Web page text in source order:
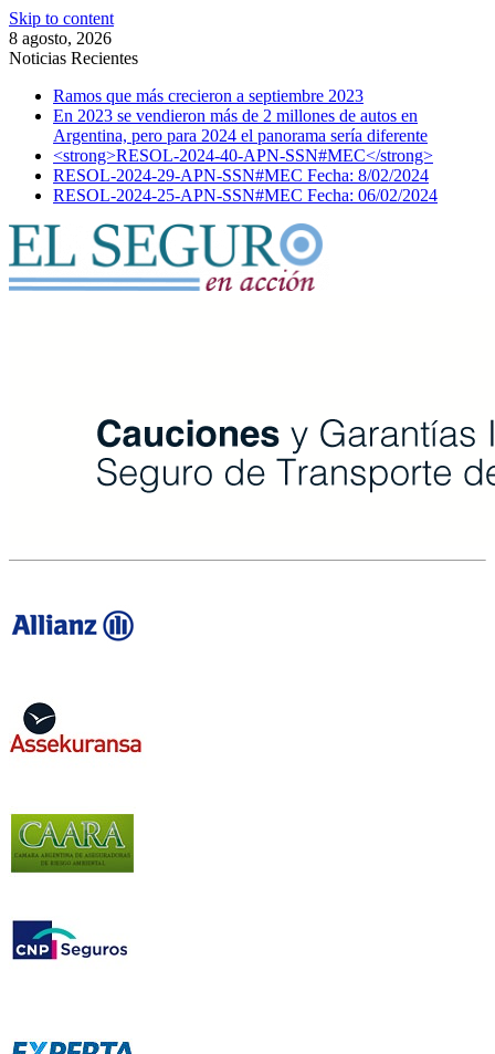
Skip to content
8 agosto, 2026
Noticias Recientes
Ramos que más crecieron a septiembre 2023
En 2023 se vendieron más de 2 millones de autos en
Argentina, pero para 2024 el panorama sería diferente
<strong>RESOL-2024-40-APN-SSN#MEC</strong>
RESOL-2024-29-APN-SSN#MEC Fecha: 8/02/2024
RESOL-2024-25-APN-SSN#MEC Fecha: 06/02/2024